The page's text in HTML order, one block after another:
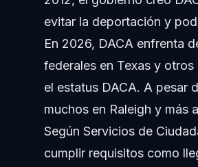
Notas sobre Florida
Conceptos a nivel nacional
Cuándo llamar a un
Acerca de Vasquez Law
Confianza y Experiencia
evitar la deportación y
En 2026, DACA enfrenta
federales en Texas y
el estatus DACA. A pesar
muchos en Raleigh y más
Según Servicios de
cumplir requisitos como